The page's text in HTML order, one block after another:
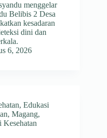
menggelar
Belibis 2 Desa
kesadaran
dini dan
6, 2026
, Edukasi
, Magang,
Kesehatan